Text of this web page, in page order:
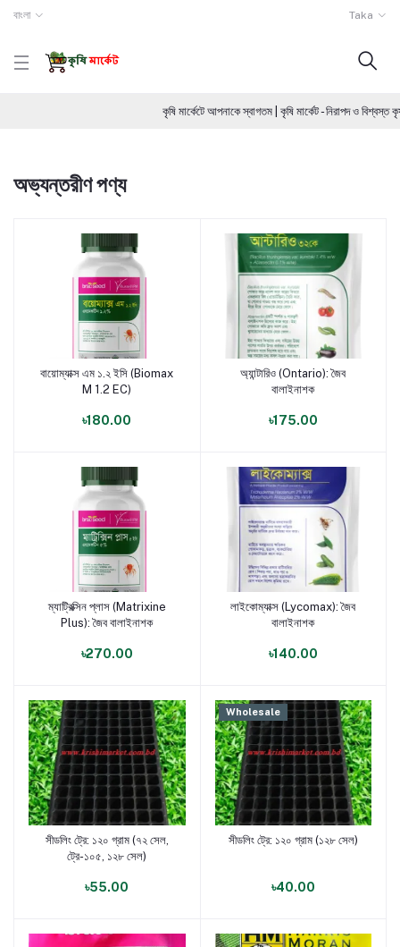
বাংলা Taka
কৃষি মার্কেটে আপনাকে স্বাগতম | কৃষি মার্কেট - নিরাপদ ও
অভ্যন্তরীণ পণ্য
পণ্য যোগ করুন
বায়োম্যাক্স এম ১.২ ইসি (Biomax
M 1.2 EC)
৳180.00
পণ্য যোগ করুন
অ্যান্টারিও (Ontario): জৈব
বালাইনাশক
৳175.00
পণ্য যোগ করুন
ম্যাট্রিক্সিন প্লাস (Matrixine
Plus): জৈব বালাইনাশক
৳270.00
পণ্য যোগ করুন
লাইকোম্যাক্স (Lycomax): জৈব
বালাইনাশক
৳140.00
পণ্য যোগ করুন
সীডলিং ট্রে: ১২০ গ্রাম (৭২ সেল,
ট্রে-১০৫, ১২৮ সেল)
৳55.00
Wholesale
পণ্য যোগ করুন
সীডলিং ট্রে: ১২০ গ্রাম (১২৮ সেল)
৳40.00